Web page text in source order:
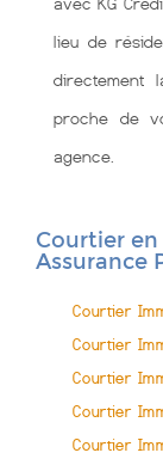
lieu de
directement
proche de
agence.
Courtier
Assurance
Courtier
Courtier
Courtier
Courtier
Courtier